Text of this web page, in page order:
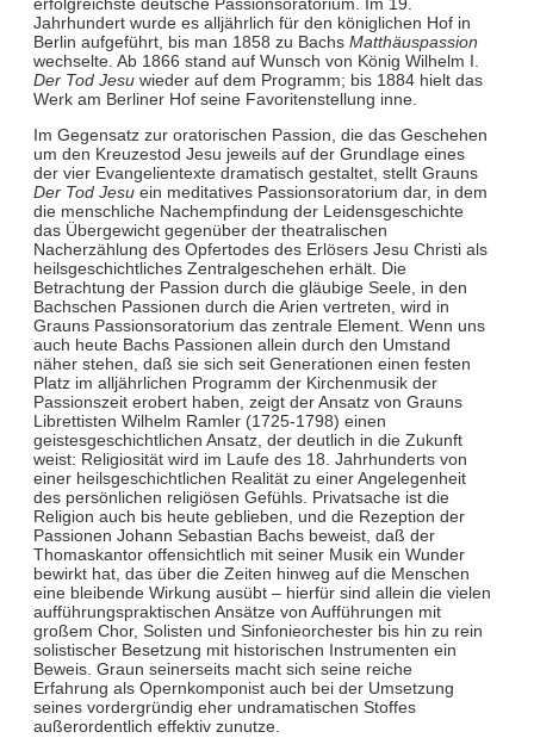
Jahrhundert wurde es alljährlich für den königlichen Hof in
Berlin aufgeführt, bis man 1858 zu Bachs Matthäuspassion
wechselte. Ab 1866 stand auf Wunsch von König Wilhelm I.
Der Tod Jesuwieder auf dem Programm; bis 1884 hielt das
Werk am Berliner Hof seine Favoritenstellung inne.
Im Gegensatz zur oratorischen Passion, die das Geschehen
um den Kreuzestod Jesu jeweils auf der Grundlage eines
der vier Evangelientexte dramatisch gestaltet, stellt Grauns
Der Tod Jesuein meditatives Passionsoratorium dar, in dem
die menschliche Nachempfindung der Leidensgeschichte
das Übergewicht gegenüber der theatralischen
Nacherzählung des Opfertodes des Erlösers Jesu Christi als
heilsgeschichtliches Zentralgeschehen erhält. Die
Betrachtung der Passion durch die gläubige Seele, in den
Bachschen Passionen durch die Arien vertreten, wird in
Grauns Passionsoratorium das zentrale Element. Wenn uns
auch heute Bachs Passionen allein durch den Umstand
näher stehen, daß sie sich seit Generationen einen festen
Platz im alljährlichen Programm der Kirchenmusik der
Passionszeit erobert haben, zeigt der Ansatz von Grauns
Librettisten Wilhelm Ramler (1725-1798) einen
geistesgeschichtlichen Ansatz, der deutlich in die Zukunft
weist: Religiosität wird im Laufe des 18. Jahrhunderts von
einer heilsgeschichtlichen Realität zu einer Angelegenheit
des persönlichen religiösen Gefühls. Privatsache ist die
Religion auch bis heute geblieben, und die Rezeption der
Passionen Johann Sebastian Bachs beweist, daß der
Thomaskantor offensichtlich mit seiner Musik ein Wunder
bewirkt hat, das über die Zeiten hinweg auf die Menschen
eine bleibende Wirkung ausübt – hierfür sind allein die vielen
aufführungspraktischen Ansätze von Aufführungen mit
großem Chor, Solisten und Sinfonieorchester bis hin zu rein
solistischer Besetzung mit historischen Instrumenten ein
Beweis. Graun seinerseits macht sich seine reiche
Erfahrung als Opernkomponist auch bei der Umsetzung
seines vordergründig eher undramatischen Stoffes
außerordentlich effektiv zunutze.